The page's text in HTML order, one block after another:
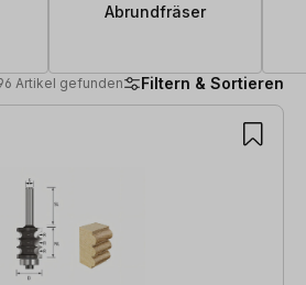
Abrundfräser
Artikel gefunden Filtern & Sortieren